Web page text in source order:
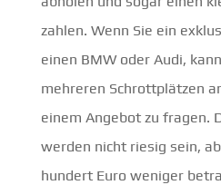
zahlen. Wenn Sie ein
einen BMW oder Audi,
mehreren Schrottplätzen
einem Angebot zu fragen.
werden nicht riesig sein,
hundert Euro weniger